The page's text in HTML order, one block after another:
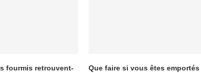
fourmis retrouvent-
Que faire si vous êtes emportés